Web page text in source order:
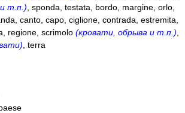
т.п.) , sponda, testata, bordo, margine, orlo,
canto, capo, ciglione, contrada, estremita,
regione, scrimolo (кровати, обрыва и т.п.)
, terra